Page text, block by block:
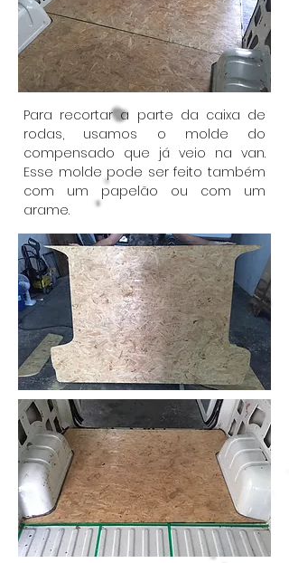
Para recortar a parte da caixa de
rodas, usamos o molde do
compensado que já veio na van.
Esse molde pode ser feito também
com um papelão ou com um
arame.